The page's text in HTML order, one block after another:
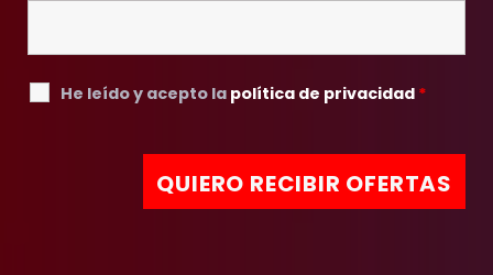
He leído y acepto la política de privacidad *